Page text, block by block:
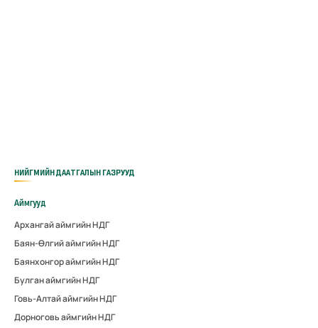
НИЙГМИЙН ДААТГАЛЫН ГАЗРУУД
Аймгууд
Архангай аймгийн НДГ
Баян-Өлгий аймгийн НДГ
Баянхонгор аймгийн НДГ
Булган аймгийн НДГ
Говь-Алтай аймгийн НДГ
Дорноговь аймгийн НДГ